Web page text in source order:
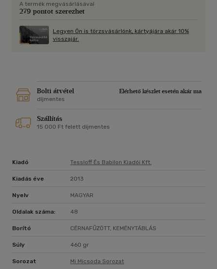
A termék megvásárlásával
279 pontot szerezhet
Legyen Ön is törzsvásárlónk, kártyájára akár 10%
visszajár.
Bolti átvétel
Elérhető készlet esetén akár ma
díjmentes
Szállítás
15 000 Ft felett díjmentes
Kiadó Tessloff És Babilon Kiadói Kft.
Kiadás éve 2013
Nyelv MAGYAR
Oldalak száma: 48
Borító CÉRNAFŰZÖTT, KEMÉNYTÁBLÁS
Súly 460 gr
Sorozat Mi Micsoda Sorozat